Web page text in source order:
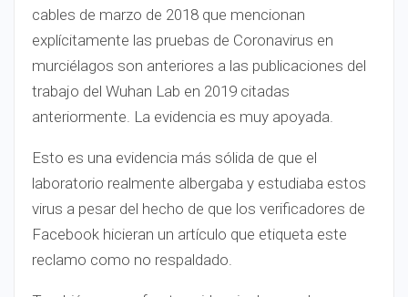
cables de marzo de 2018 que mencionan
explícitamente las pruebas de Coronavirus en
murciélagos son anteriores a las publicaciones del
trabajo del Wuhan Lab en 2019 citadas
anteriormente. La evidencia es muy apoyada.
Esto es una evidencia más sólida de que el
laboratorio realmente albergaba y estudiaba estos
virus a pesar del hecho de que los verificadores de
Facebook hicieran un artículo que etiqueta este
reclamo como no respaldado.